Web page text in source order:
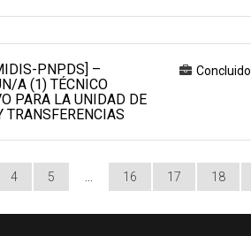
PNPDS] –
A (1) TÉCNICO
PARA LA UNIDAD DE
TRANSFERENCIAS
Concluido
4 5 16 17 18